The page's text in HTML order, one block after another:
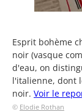
Esprit bohème
noir (vasque
d'eau, on
l'italienne, dont
noir. Voir le
© Elodie Rothan